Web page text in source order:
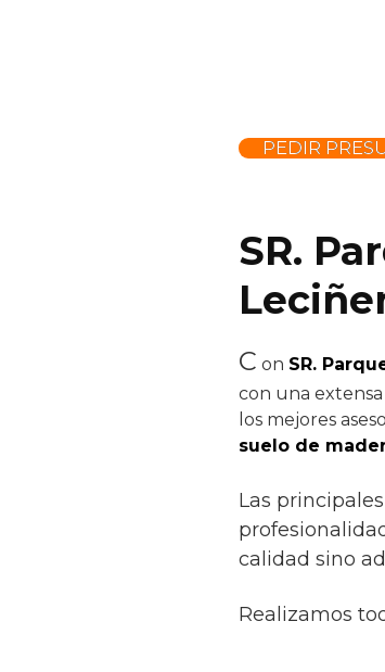
PEDIR
SR.
C on SR.
con una
los mejores
suelo de
Las
calidad sino
Realizamos